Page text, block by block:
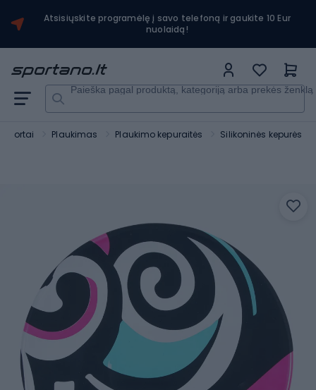
Atsisiųskite programėlę į savo telefoną ir gaukite 10 Eur
nuolaidą!
Paieška pagal produktą, kategoriją arba prekės ženklą
sportai Plaukimas Plaukimo kepuraitės Silikoninės kepurės